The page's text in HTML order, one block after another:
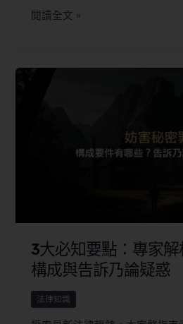
閱讀全文 »
3大必知要點：專家
構成與告訴乃論疑惑
法律知識